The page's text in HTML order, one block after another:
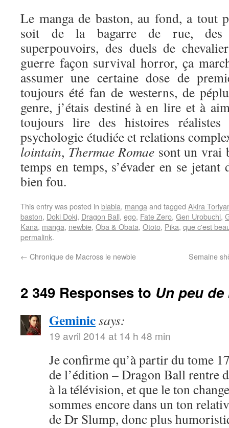
Le manga de baston, au fond, a tout
soit de la bagarre de rue, des
superpouvoirs, des duels de
guerre façon survival horror, ça
assumer une certaine dose de
toujours été fan de westerns, de
genre, j’étais destiné à en lire et à
toujours lire des histoires
psychologie étudiée et relations
lointain, Thermae Romae sont un vrai
temps en temps, s’évader en se jetant
bien fou.
This entry was posted in blabla, manga and tagged Akira
baston, Doki Doki, Dragon Ball, ego, Fate Zero, Gen Urobuchi,
Kana, manga, newbie, Oba & Obata, Ototo, Pika, que c'est
permalink.
← Chronique de Macross le newbie Semaine
2 349 Responses to Un peu
Geminicsays:
19 avril 2014 at 14 h 48 min
Je confirme qu’à partir du tome
de l’édition – Dragon Ball rentre
à la télévision, et que le ton
sommes encore dans un ton
de Dr Slump, donc plus